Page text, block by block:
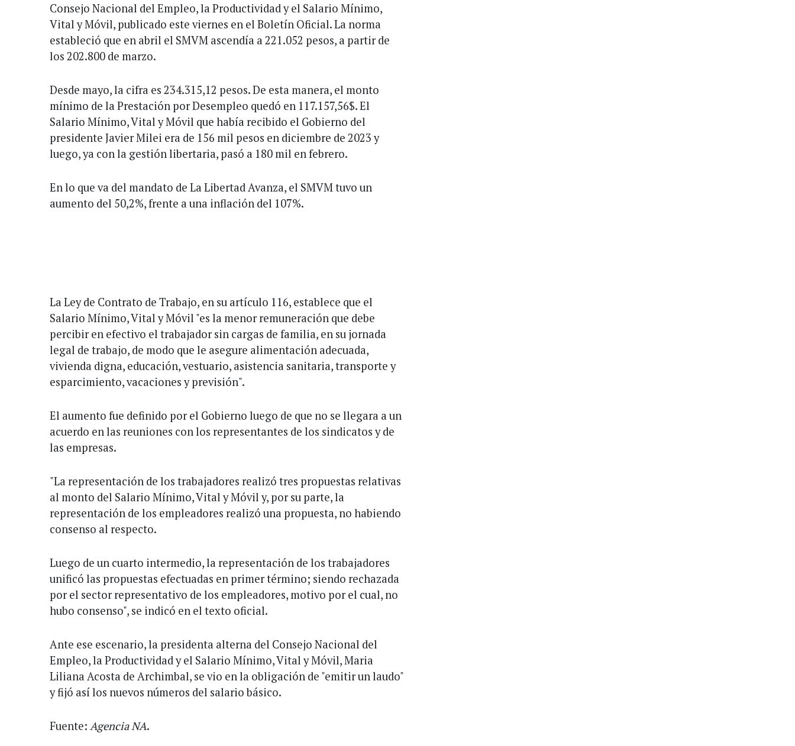
Consejo Nacional del Empleo, la Productividad y el Salario Mínimo,
Vital y Móvil, publicado este viernes en el Boletín Oficial. La norma
estableció que en abril el SMVM ascendía a 221.052 pesos, a partir de
los 202.800 de marzo.
Desde mayo, la cifra es 234.315,12 pesos. De esta manera, el monto
mínimo de la Prestación por Desempleo quedó en 117.157,56$. El
Salario Mínimo, Vital y Móvil que había recibido el Gobierno del
presidente Javier Milei era de 156 mil pesos en diciembre de 2023 y
luego, ya con la gestión libertaria, pasó a 180 mil en febrero.
En lo que va del mandato de La Libertad Avanza, el SMVM tuvo un
aumento del 50,2%, frente a una inflación del 107%.
La Ley de Contrato de Trabajo, en su artículo 116, establece que el
Salario Mínimo, Vital y Móvil "es la menor remuneración que debe
percibir en efectivo el trabajador sin cargas de familia, en su jornada
legal de trabajo, de modo que le asegure alimentación adecuada,
vivienda digna, educación, vestuario, asistencia sanitaria, transporte y
esparcimiento, vacaciones y previsión".
El aumento fue definido por el Gobierno luego de que no se llegara a un
acuerdo en las reuniones con los representantes de los sindicatos y de
las empresas.
"La representación de los trabajadores realizó tres propuestas relativas
al monto del Salario Mínimo, Vital y Móvil y, por su parte, la
representación de los empleadores realizó una propuesta, no habiendo
consenso al respecto.
Luego de un cuarto intermedio, la representación de los trabajadores
unificó las propuestas efectuadas en primer término; siendo rechazada
por el sector representativo de los empleadores, motivo por el cual, no
hubo consenso", se indicó en el texto oficial.
Ante ese escenario, la presidenta alterna del Consejo Nacional del
Empleo, la Productividad y el Salario Mínimo, Vital y Móvil, Maria
Liliana Acosta de Archimbal, se vio en la obligación de "emitir un laudo"
y fijó así los nuevos números del salario básico.
Fuente: Agencia NA.